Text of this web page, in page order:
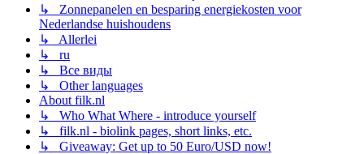
↳ Zonnepanelen en besparing energiekosten voor
Nederlandse huishoudens
↳ Allerlei
↳ ru
↳ Все виды
↳ Other languages
About filk.nl
↳ Who What Where - introduce yourself
↳ filk.nl - biolink pages, short links, etc.
↳ Giveaway: Get up to 50 Euro/USD now!